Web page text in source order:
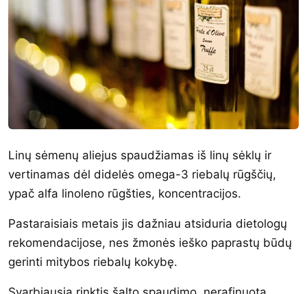
Linų sėmenų aliejus spaudžiamas iš linų sėklų ir
vertinamas dėl didelės omega-3 riebalų rūgščių,
ypač alfa linoleno rūgšties, koncentracijos.
Pastaraisiais metais jis dažniau atsiduria dietologų
rekomendacijose, nes žmonės ieško paprastų būdų
gerinti mitybos riebalų kokybę.